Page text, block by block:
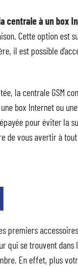
centrale à un box
Cette option est
il est possible
la centrale GSM
box Internet ou
pour éviter la
vous avertir à tout
premiers
qui se trouvent
En effet, plus